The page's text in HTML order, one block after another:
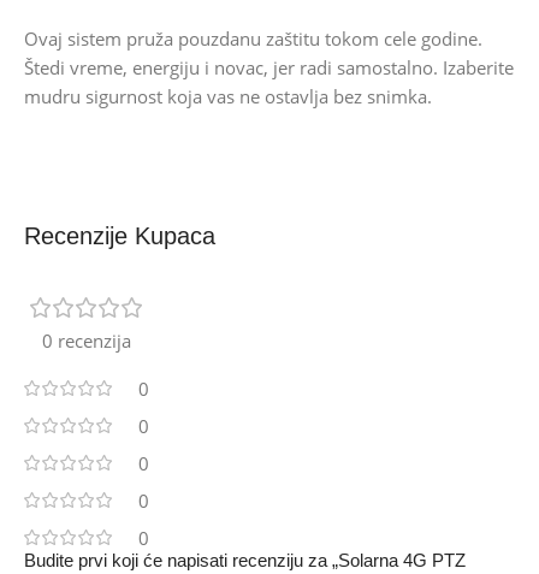
Ovaj sistem pruža pouzdanu zaštitu tokom cele godine.
Štedi vreme, energiju i novac, jer radi samostalno. Izaberite
mudru sigurnost koja vas ne ostavlja bez snimka.
Recenzije Kupaca
0 recenzija
0
0
0
0
0
Budite prvi koji će napisati recenziju za „Solarna 4G PTZ